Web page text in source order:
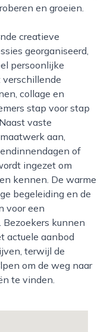
en groeien.
georganiseerd,
persoonlijke
collage en
stap voor stap
vaste
aan,
of
ingezet om
kennen. De warme
begeleiding en de
voor een
kunnen
actuele aanbod
terwijl de
om de weg naar
te vinden.